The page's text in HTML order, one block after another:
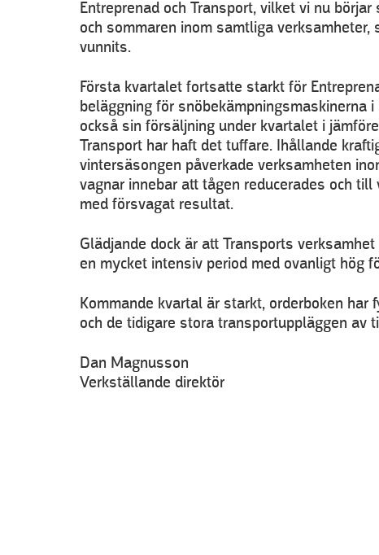
Entreprenad och Transport, vilket vi nu
och sommaren inom samtliga
vunnits.
Första kvartalet fortsatte starkt för
beläggning för snöbekämpningsmaskinerna
också sin försäljning under kvartalet i
Transport har haft det tuffare. Ihållande
vintersäsongen påverkade verksamheten
vagnar innebar att tågen reducerades och
med försvagat resultat.
Glädjande dock är att Transports
en mycket intensiv period med ovanligt hög
Kommande kvartal är starkt, orderboken
och de tidigare stora transportuppläggen av
Dan Magnusson
Verkställande direktör